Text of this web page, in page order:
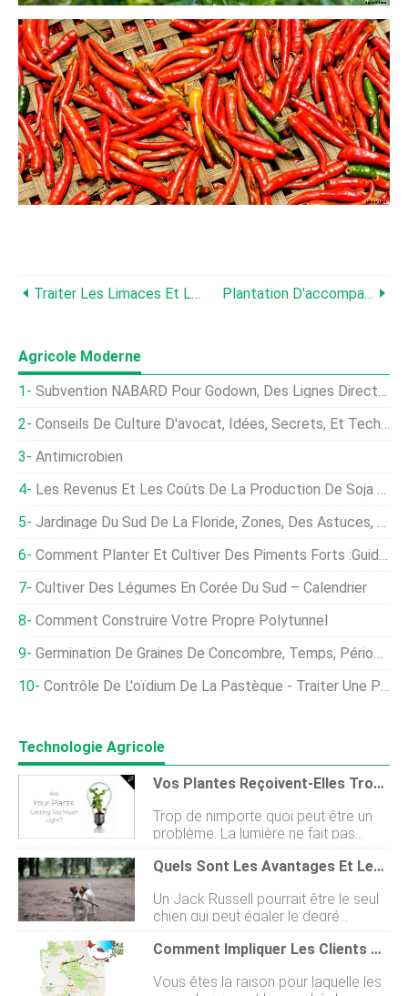
Traiter Les Limaces Et Les Escargots Dans Un Jardin Biologique Plantation D'accompagnement :un Bref Aperçu
Agricole Moderne
Subvention NABARD Pour Godown, Des Lignes Directrices, Règles, Admissibilité
Conseils De Culture D'avocat, Idées, Secrets, Et Technique
Antimicrobien
Les Revenus Et Les Coûts De La Production De Soja Aux États-Unis Sont Plus Élevés, Une Étude Internationale Montre
Jardinage Du Sud De La Floride, Zones, Des Astuces, Et Des Idées
Comment Planter Et Cultiver Des Piments Forts :Guide Complet
Cultiver Des Légumes En Corée Du Sud – Calendrier
Comment Construire Votre Propre Polytunnel
Germination De Graines De Concombre, Temps, Période, Température
Contrôle De L'oïdium De La Pastèque - Traiter Une Pastèque Avec L'oïdium
Technologie Agricole
Vos Plantes Reçoivent-Elles Trop De Lumière ?
Trop de nimporte quoi peut être un
problème. La lumière ne fait pas
exception, et un producteur réfléchi
doit être stratégique quant au
lumineuses dans un environnement
de serre. Examinons le suréclairage
et considérons les remèdes
disponibles. Trop de lumière Les
plantes présentent plusieurs signes
vitaux lorsquelles reçoivent trop de
Quels Sont Les Avantages Et Les Inconvénients Des Terriers Jack Russell ?
Un Jack Russell pourrait être le seul
chien qui peut égaler le degré
dénergie dun Fox Terrier. Un Jack
Russell pourrait être en mesure
coriaces du Border Terrier. Et sil y a
Comment Impliquer Les Clients Du Marché Fermier
Vous êtes la raison pour laquelle les